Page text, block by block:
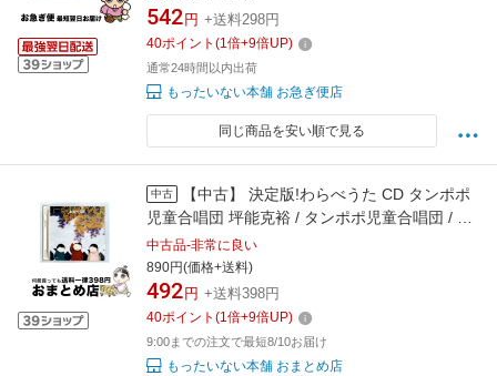
542 円 +送料298円
40ポイント (1倍+9倍UP)
通常24時間以内出荷
もったいない本舗 お急ぎ便店
同じ商品を安い順で見る
中古
【中古】 決定版!わらべうた CD タンポポ
児童合唱団 坪能克裕 / タンポポ児童合唱団 / キ
ングレコード [CD]【宅配便出荷】
中古品-非常に良い
890円(価格+送料)
492 円 +送料398円
40ポイント (1倍+9倍UP)
9:00までの注文で最短8/10お届け
もったいない本舗 おまとめ店